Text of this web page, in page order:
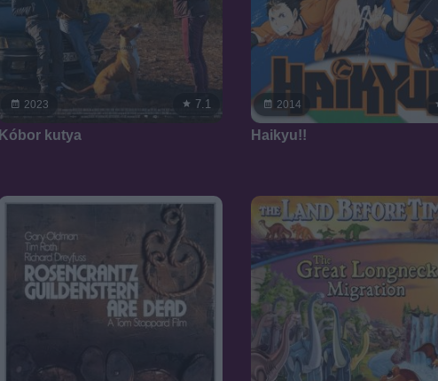
2023 7.1
Kóbor kutya
2014
Haikyu!!